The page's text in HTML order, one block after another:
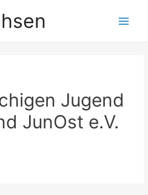
Jugend
JunOst e.V.